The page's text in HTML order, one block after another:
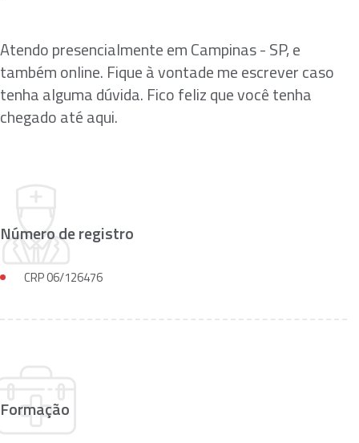
Atendo presencialmente em Campinas - SP, e
também online. Fique à vontade me escrever caso
tenha alguma dúvida. Fico feliz que você tenha
chegado até aqui.
Número de registro
CRP 06/126476
Formação